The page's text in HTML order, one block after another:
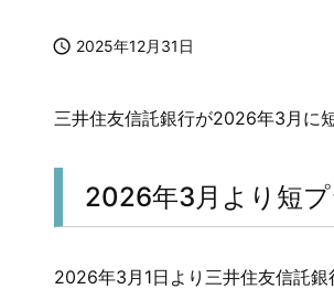
 2025年12月31日
三井住友信託銀行が2026年3月に
2026年3月より短
2026年3月1日より三井住友信託銀